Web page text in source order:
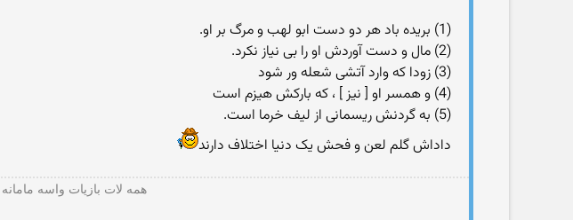
(1) بریده باد هر دو دست ابو لهب و مرگ بر او.
(2) مال و دست آوردش او را بی نیاز نکرد.
(3) زودا که وارد آتشی شعله ور شود
(4) و همسر او [ نیز ] ، که بارکش هیزم است
(5) به گردنش ریسمانی از لیف خرما است.
داداش گلم لعن و فحش یک دنیا اختلاف دارند
همه لات بازیات واسه